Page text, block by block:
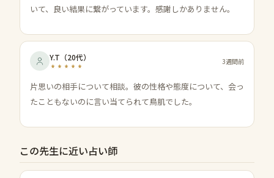
いて、良い結果に繋がっています。感謝しかありません。
Y.T （20代） 3週間前
片思いの相手について相談。彼の性格や態度について、会っ
たこともないのに言い当てられて鳥肌でした。
この先生に近い占い師